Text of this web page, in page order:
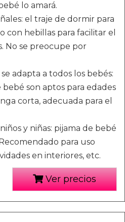
lo amará.
el traje de dormir para
con hebillas para facilitar el
No se preocupe por
adapta a todos los bebés:
son aptos para edades
corta, adecuada para el
y niñas: pijama de bebé
para uso
en interiores, etc.
Ver precios